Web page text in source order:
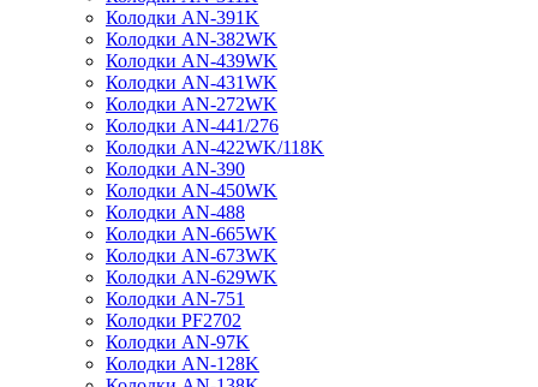
Колодки AN-391K
Колодки AN-382WK
Колодки AN-439WK
Колодки AN-431WK
Колодки AN-272WK
Колодки AN-441/276
Колодки AN-422WK/118K
Колодки AN-390
Колодки AN-450WK
Колодки AN-488
Колодки AN-665WK
Колодки AN-673WK
Колодки AN-629WK
Колодки AN-751
Колодки PF2702
Колодки AN-97K
Колодки AN-128K